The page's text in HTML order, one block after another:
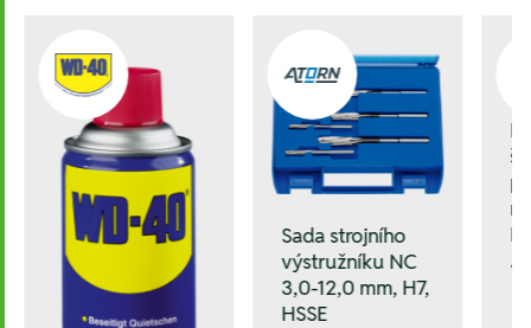
Sada strojního
výstružníku NC
3,0-12,0 mm, H7,
HSSE